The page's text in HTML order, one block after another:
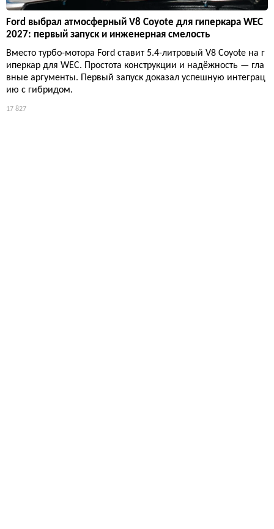
Ford выбрал атмосферный V8 Coyote для гиперкара WEC
2027: первый запуск и инженерная смелость
Вместо турбо-мотора Ford ставит 5.4-литровый V8 Coyote на г
иперкар для WEC. Простота конструкции и надёжность — гла
вные аргументы. Первый запуск доказал успешную интеграц
ию с гибридом.
17 827